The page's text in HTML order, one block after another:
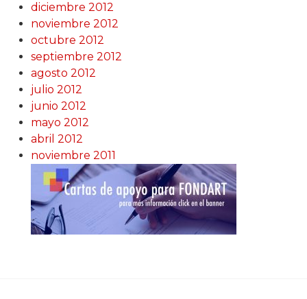
diciembre 2012
noviembre 2012
octubre 2012
septiembre 2012
agosto 2012
julio 2012
junio 2012
mayo 2012
abril 2012
noviembre 2011